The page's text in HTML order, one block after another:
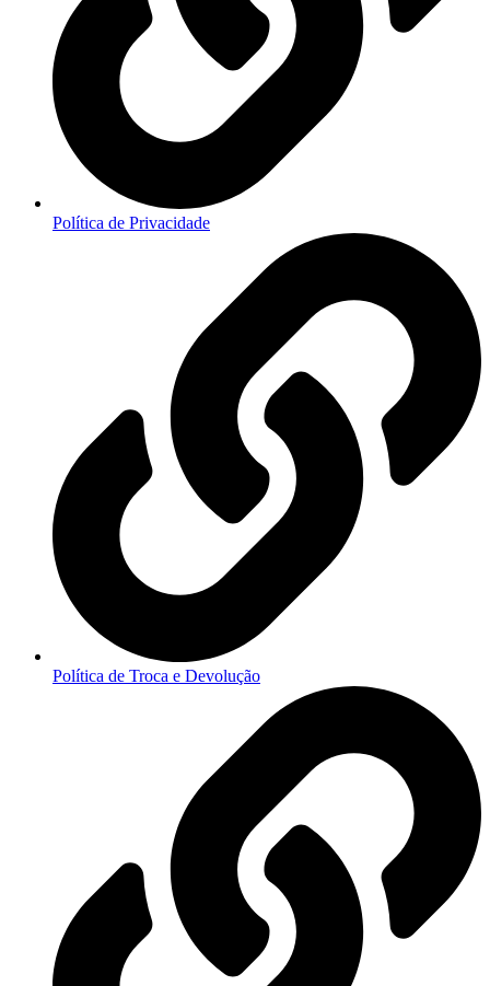
Política de Privacidade
Política de Troca e Devolução